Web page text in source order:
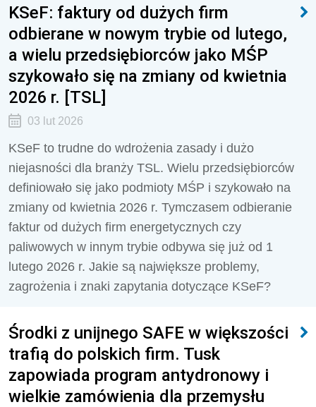
KSeF: faktury od dużych firm
odbierane w nowym trybie od lutego,
a wielu przedsiębiorców jako MŚP
szykowało się na zmiany od kwietnia
2026 r. [TSL]
03 lut 2026
KSeF to trudne do wdrożenia zasady i dużo
niejasności dla branży TSL. Wielu przedsiębiorców
definiowało się jako podmioty MŚP i szykowało na
zmiany od kwietnia 2026 r. Tymczasem odbieranie
faktur od dużych firm energetycznych czy
paliwowych w innym trybie odbywa się już od 1
lutego 2026 r. Jakie są największe problemy,
zagrożenia i znaki zapytania dotyczące KSeF?
Środki z unijnego SAFE w większości
trafią do polskich firm. Tusk
zapowiada program antydronowy i
wielkie zamówienia dla przemysłu